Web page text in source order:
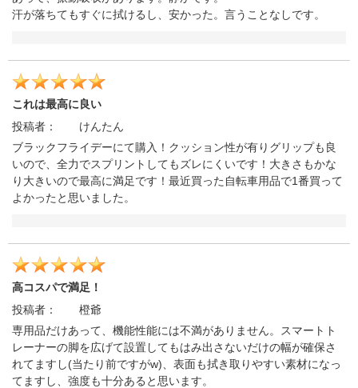
汗が落ちてもすぐに拭けるし、安かった。言うことなしです。
これは最高に良い
投稿者：
けんたん
ブラックフライデーにて購入！クッション性が有りグリップも良
いので、全力でスプリントしてもズレにくいです！大きさもかな
り大きいので最高に満足です！最近買った自転車用品で1番買って
よかったと思いました。
高コスパで満足！
投稿者：
橙爺
専用品だけあって、機能性能には不満がありません。スマートト
レーナーの脚を広げて設置してもはみ出さないだけの幅が確保さ
れてますし(当たり前ですがw)、表面も拭き取りやすい素材になっ
てますし、強度も十分あると思います。